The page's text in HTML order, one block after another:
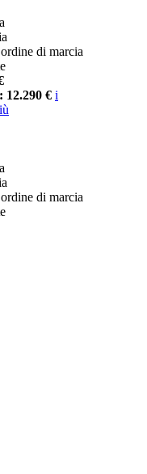
di marcia
12.290 € i
di marcia